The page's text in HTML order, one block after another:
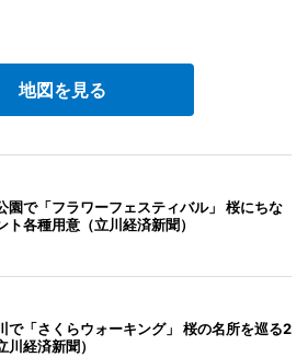
地図を見る
園で「フラワーフェスティバル」 桜にちな
ト各種用意（立川経済新聞）
で「さくらウォーキング」 桜の名所を巡る2
川経済新聞）